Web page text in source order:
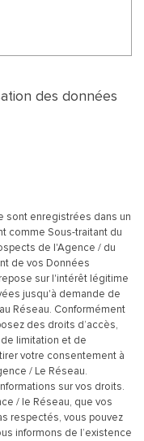
des données
sont enregistrées dans un
comme Sous-traitant du
de l'Agence / du
de vos Données
sur l'intérêt légitime
jusqu'à demande de
Réseau. Conformément
des droits d’accès,
limitation et de
votre consentement à
/ Le Réseau.
sur vos droits.
/ le Réseau, que vos
respectés, vous pouvez
informons de l’existence